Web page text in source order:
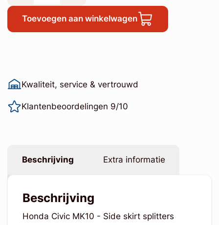
Toevoegen aan winkelwagen
Kwaliteit, service & vertrouwd
Klantenbeoordelingen 9/10
Beschrijving Extra informatie
Beschrijving
Honda Civic MK10 - Side skirt splitters